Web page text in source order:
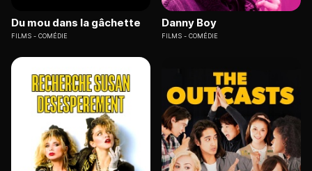
Du mou dans la gâchette
FILMS COMÉDIE
Danny Boy
FILMS COMÉDIE